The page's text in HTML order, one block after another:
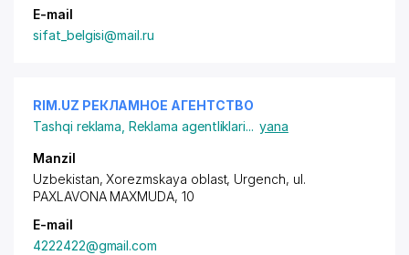
E-mail
sifat_belgisi@mail.ru
RIM.UZ РЕКЛАМНОЕ АГЕНТСТВО
Tashqi reklama ,Reklama agentliklari... yana
Manzil
Uzbekistan, Xorezmskaya oblast, Urgench, ul.
PAXLAVONA MAXMUDA, 10
E-mail
4222422@gmail.com